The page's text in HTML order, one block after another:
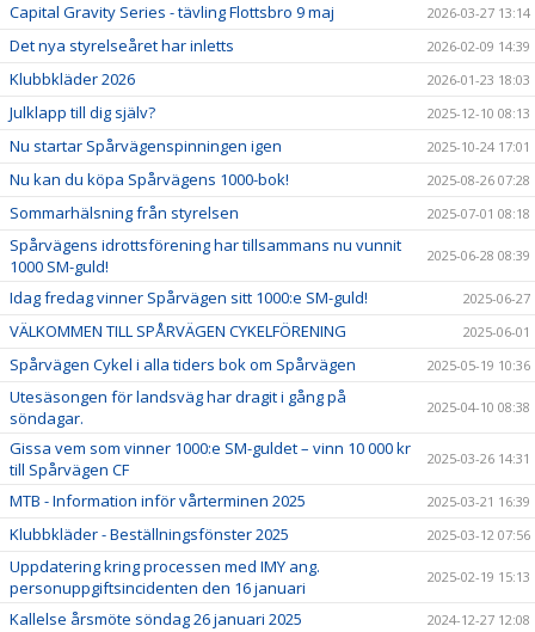
Capital Gravity Series - tävling Flottsbro 9 maj 2026-03-27 13:14
Det nya styrelseåret har inletts 2026-02-09 14:39
Klubbkläder 2026 2026-01-23 18:03
Julklapp till dig själv? 2025-12-10 08:13
Nu startar Spårvägenspinningen igen 2025-10-24 17:01
Nu kan du köpa Spårvägens 1000-bok! 2025-08-26 07:28
Sommarhälsning från styrelsen 2025-07-01 08:18
Spårvägens idrottsförening har tillsammans nu vunnit
1000 SM-guld!
2025-06-28 08:39
Idag fredag vinner Spårvägen sitt 1000:e SM-guld! 2025-06-27
VÄLKOMMEN TILL SPÅRVÄGEN CYKELFÖRENING 2025-06-01
Spårvägen Cykel i alla tiders bok om Spårvägen 2025-05-19 10:36
Utesäsongen för landsväg har dragit i gång på
söndagar.
2025-04-10 08:38
Gissa vem som vinner 1000:e SM-guldet – vinn 10 000 kr
till Spårvägen CF
2025-03-26 14:31
MTB - Information inför vårterminen 2025 2025-03-21 16:39
Klubbkläder - Beställningsfönster 2025 2025-03-12 07:56
Uppdatering kring processen med IMY ang.
personuppgiftsincidenten den 16 januari
2025-02-19 15:13
Kallelse årsmöte söndag 26 januari 2025 2024-12-27 12:08